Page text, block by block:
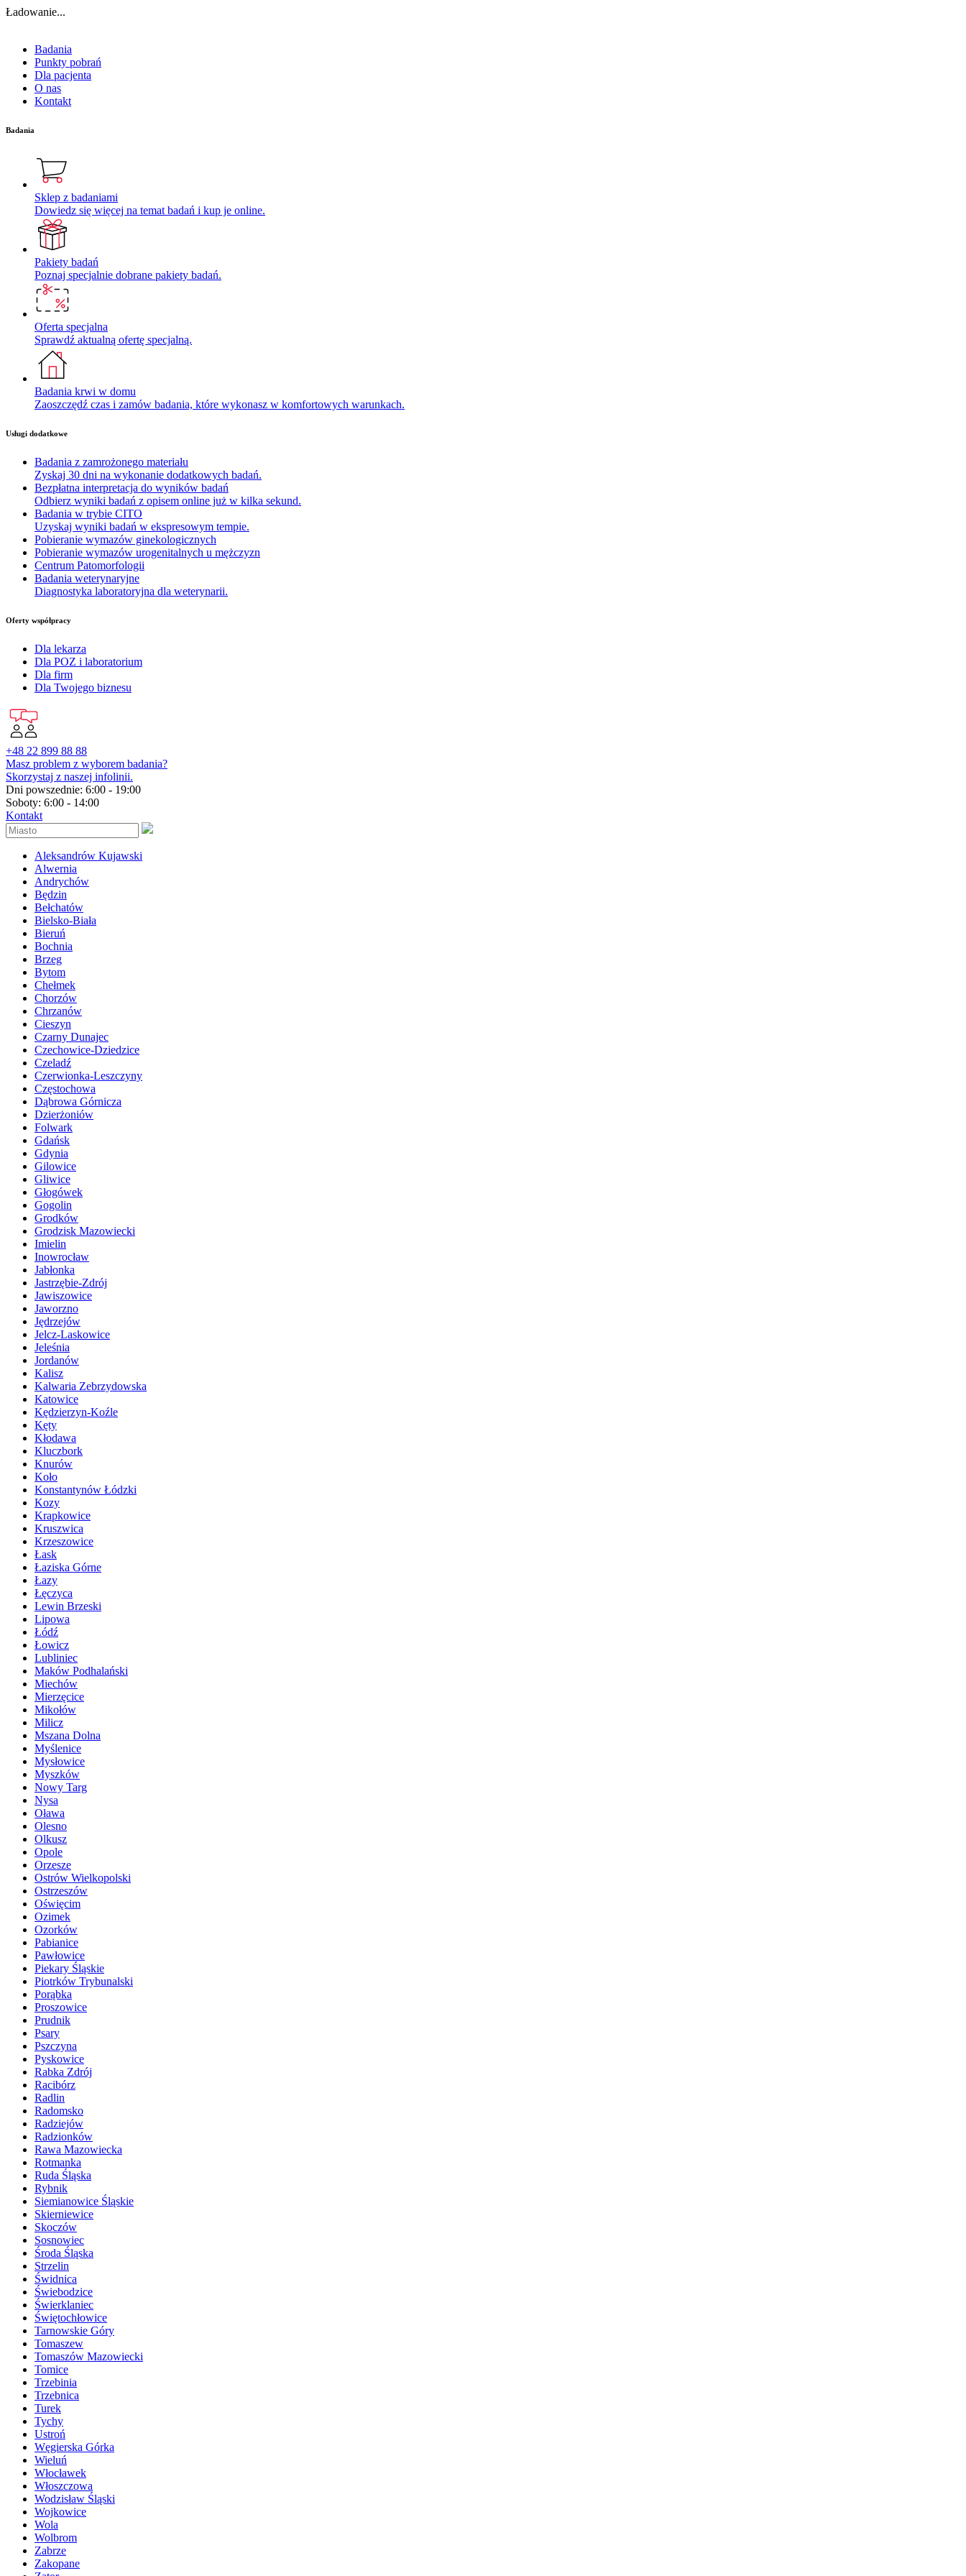
Ładowanie...
Badania
Punkty pobrań
Dla pacjenta
O nas
Kontakt
Badania
Sklep z badaniami
Dowiedz się więcej na temat badań i kup je online.
Pakiety badań
Poznaj specjalnie dobrane pakiety badań.
Oferta specjalna
Sprawdź aktualną ofertę specjalną.
Badania krwi w domu
Zaoszczędź czas i zamów badania, które wykonasz w komfortowych warunkach.
Usługi dodatkowe
Badania z zamrożonego materiału
Zyskaj 30 dni na wykonanie dodatkowych badań.
Bezpłatna interpretacja do wyników badań
Odbierz wyniki badań z opisem online już w kilka sekund.
Badania w trybie CITO
Uzyskaj wyniki badań w ekspresowym tempie.
Pobieranie wymazów ginekologicznych
Pobieranie wymazów urogenitalnych u mężczyzn
Centrum Patomorfologii
Badania weterynaryjne
Diagnostyka laboratoryjna dla weterynarii.
Oferty współpracy
Dla lekarza
Dla POZ i laboratorium
Dla firm
Dla Twojego biznesu
+48 22 899 88 88
Masz problem z wyborem badania?
Skorzystaj z naszej infolinii.
Dni powszednie: 6:00 - 19:00
Soboty: 6:00 - 14:00
Kontakt
Aleksandrów Kujawski
Alwernia
Andrychów
Będzin
Bełchatów
Bielsko-Biała
Bieruń
Bochnia
Brzeg
Bytom
Chełmek
Chorzów
Chrzanów
Cieszyn
Czarny Dunajec
Czechowice-Dziedzice
Czeladź
Czerwionka-Leszczyny
Częstochowa
Dąbrowa Górnicza
Dzierżoniów
Folwark
Gdańsk
Gdynia
Gilowice
Gliwice
Głogówek
Gogolin
Grodków
Grodzisk Mazowiecki
Imielin
Inowrocław
Jabłonka
Jastrzębie-Zdrój
Jawiszowice
Jaworzno
Jędrzejów
Jelcz-Laskowice
Jeleśnia
Jordanów
Kalisz
Kalwaria Zebrzydowska
Katowice
Kędzierzyn-Koźle
Kęty
Kłodawa
Kluczbork
Knurów
Koło
Konstantynów Łódzki
Kozy
Krapkowice
Kruszwica
Krzeszowice
Łask
Łaziska Górne
Łazy
Łęczyca
Lewin Brzeski
Lipowa
Łódź
Łowicz
Lubliniec
Maków Podhalański
Miechów
Mierzęcice
Mikołów
Milicz
Mszana Dolna
Myślenice
Mysłowice
Myszków
Nowy Targ
Nysa
Oława
Olesno
Olkusz
Opole
Orzesze
Ostrów Wielkopolski
Ostrzeszów
Oświęcim
Ozimek
Ozorków
Pabianice
Pawłowice
Piekary Śląskie
Piotrków Trybunalski
Porąbka
Proszowice
Prudnik
Psary
Pszczyna
Pyskowice
Rabka Zdrój
Racibórz
Radlin
Radomsko
Radziejów
Radzionków
Rawa Mazowiecka
Rotmanka
Ruda Śląska
Rybnik
Siemianowice Śląskie
Skierniewice
Skoczów
Sosnowiec
Środa Śląska
Strzelin
Świdnica
Świebodzice
Świerklaniec
Świętochłowice
Tarnowskie Góry
Tomaszew
Tomaszów Mazowiecki
Tomice
Trzebinia
Trzebnica
Turek
Tychy
Ustroń
Węgierska Górka
Wieluń
Włocławek
Włoszczowa
Wodzisław Śląski
Wojkowice
Wola
Wolbrom
Zabrze
Zakopane